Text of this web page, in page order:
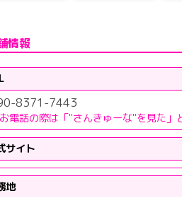
情報
8371-7443
電話の際は「"さんきゅーな"を見た」
サイト
地